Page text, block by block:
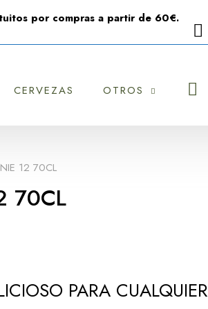
por compras a partir de 60€.
CERVEZAS OTROS
12 70CL
70CL
PARA CUALQUIER